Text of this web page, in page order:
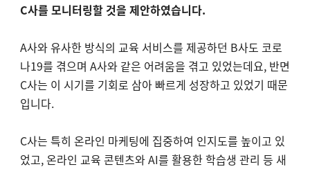
C사를 모니터링할 것을 제안하였습니다.
A사와 유사한 방식의 교육 서비스를 제공하던 B사도 코로
나19를 겪으며 A사와 같은 어려움을 겪고 있었는데요, 반면
C사는 이 시기를 기회로 삼아 빠르게 성장하고 있었기 때문
입니다.
C사는 특히 온라인 마케팅에 집중하여 인지도를 높이고 있
었고, 온라인 교육 콘텐츠와 AI를 활용한 학습생 관리 등 새